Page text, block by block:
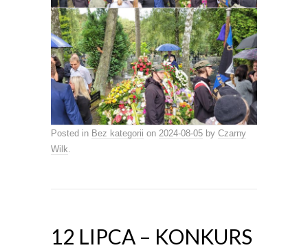
Posted in Bez kategorii on 2024-08-05 by Czarny
Wilk.
12 LIPCA – KONKURS